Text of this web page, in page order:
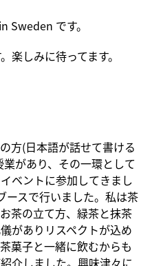
Sweden です。
楽しみに待ってます。
方(日本語が話せて書ける
があり、その一環として
ベントに参加してきまし
ースで行いました。私は茶
茶の立て方、緑茶と抹茶
がありリスペクトが込め
菓子と一緒に飲むからも
介しました。興味津々に